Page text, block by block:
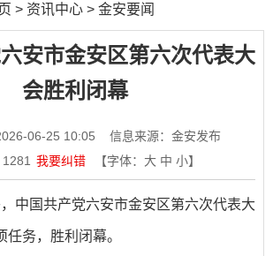
> 资讯中心 > 金安要闻
安市金安区第六次代表大
会胜利闭幕
06-25 10:05
信息来源：金安发布
1281 我要纠错 【字体： 大 中 小】
中国共产党六安市金安区第六次代表大
务，胜利闭幕。